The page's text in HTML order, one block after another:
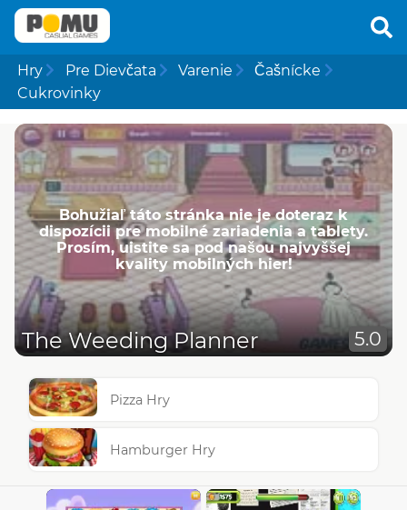
Hry Pre Dievčata Varenie
Čašnícke
Cukrovinky
Bohužiaľ táto stránka nie je doteraz k
dispozícii pre mobilné zariadenia a tablety.
Prosím, uistite sa pod našou najvyššej
kvality mobilných hier!
The Weeding Planner 5.0
Pizza Hry
Hamburger Hry